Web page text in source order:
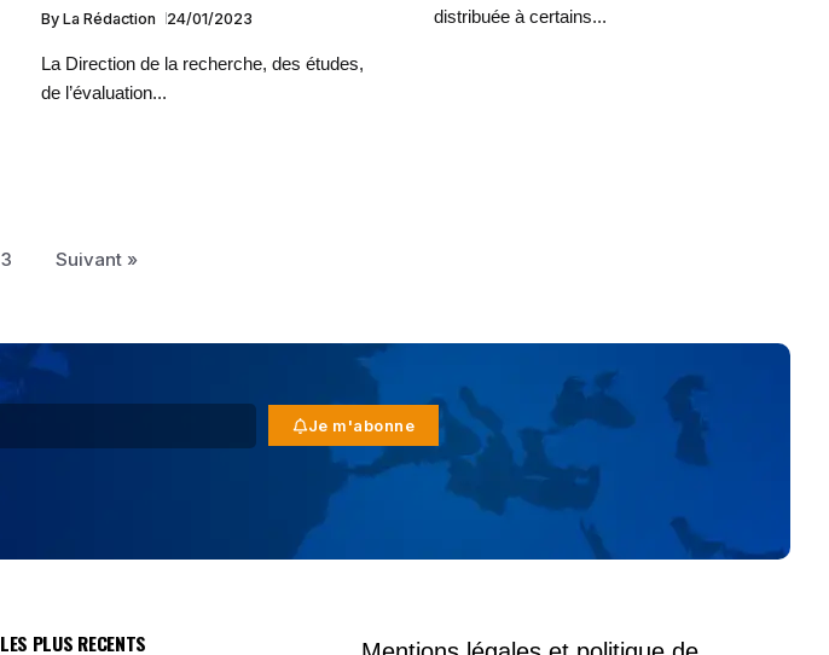
By La Rédaction 24/01/2023
La Direction de la recherche, des études,
de l’évaluation...
distribuée à certains...
3 Suivant »
Je m'abonne
LES PLUS RECENTS